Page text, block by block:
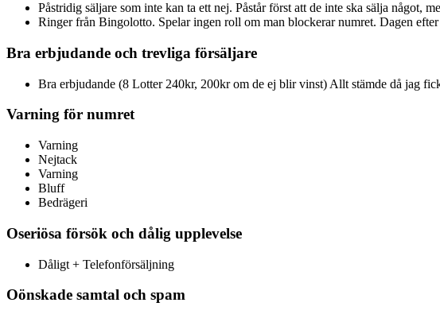
Påstridig säljare som inte kan ta ett nej. Påstår först att de inte ska sälja något,
Ringer från Bingolotto. Spelar ingen roll om man blockerar numret. Dagen efter
Bra erbjudande och trevliga försäljare
Bra erbjudande (8 Lotter 240kr, 200kr om de ej blir vinst) Allt stämde då jag
Varning för numret
Varning
Nejtack
Varning
Bluff
Bedrägeri
Oseriösa försök och dålig upplevelse
Dåligt + Telefonförsäljning
Oönskade samtal och spam